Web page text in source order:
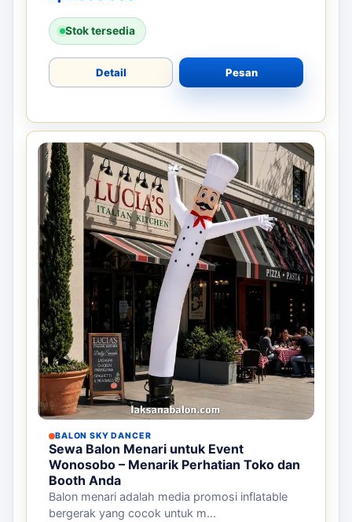
Stok tersedia
Detail Pesan
BALON SKY DANCER
Sewa Balon Menari untuk Event
Wonosobo – Menarik Perhatian Toko dan
Booth Anda
Balon menari adalah media promosi inflatable
bergerak yang cocok untuk m...